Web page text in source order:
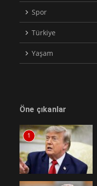
Spor
Türkiye
Yaşam
Öne çıkanlar
1